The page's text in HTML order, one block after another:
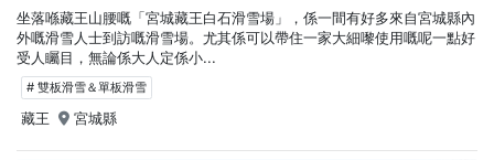
坐落喺藏王山腰嘅「宮城藏王白石滑雪場」，係一間有好多來自宮城縣內
外嘅滑雪人士到訪嘅滑雪場。尤其係可以帶住一家大細嚟使用嘅呢一點好
受人矚目，無論係大人定係小...
# 雙板滑雪＆單板滑雪
藏王 宮城縣